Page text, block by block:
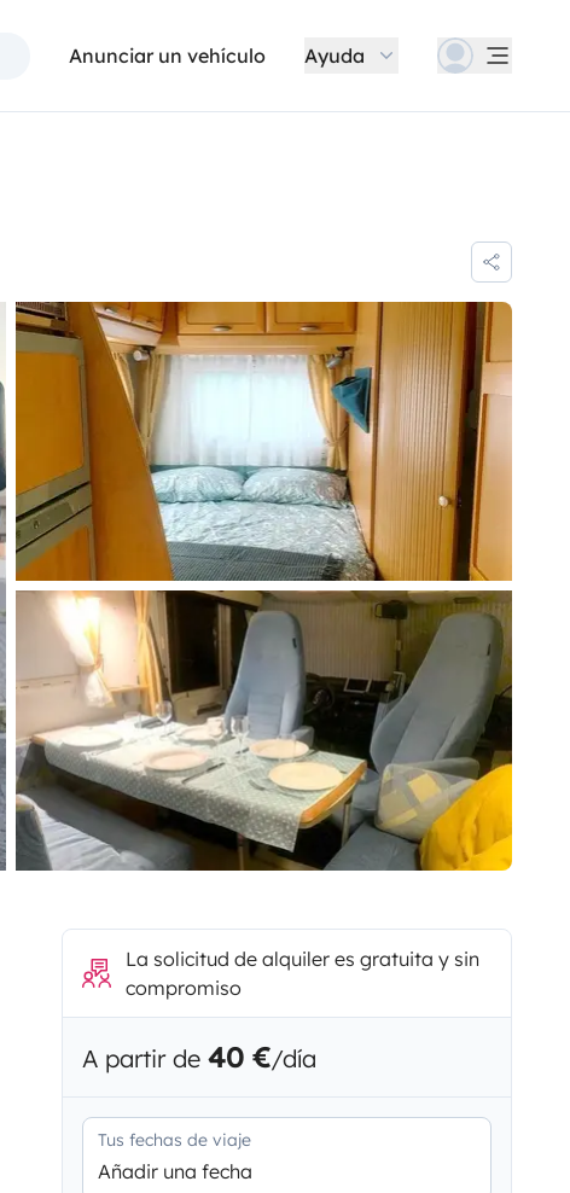
Anunciar un vehículo Ayuda
La solicitud de alquiler es gratuita y sin
compromiso
A partir de 40 €/día
Tus fechas de viaje
Añadir una fecha